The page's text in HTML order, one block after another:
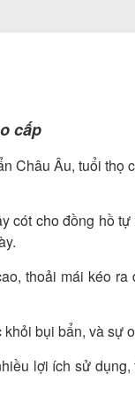
cấp
Châu Âu, tuổi
cót cho đồng hồ
thoải mái kéo
bụi bẩn, và sự
lợi ích sử